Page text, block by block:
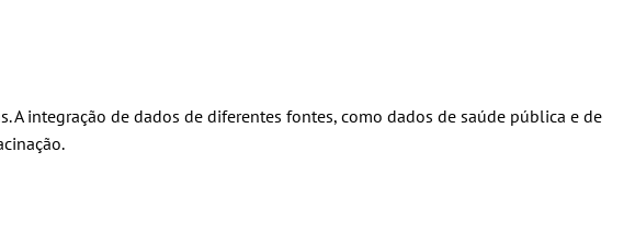
A integração de dados de diferentes fontes, como dados de saúde pública e de